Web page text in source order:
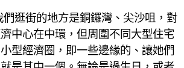
逛街的地方是銅鑼灣、尖沙咀，對
中心在中環，但周圍不同大型住宅
型經濟圈，即一些邊緣的、讓她們